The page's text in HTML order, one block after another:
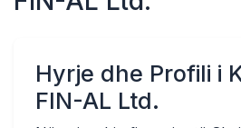
Hyrje dhe Profili i
FIN-AL Ltd.